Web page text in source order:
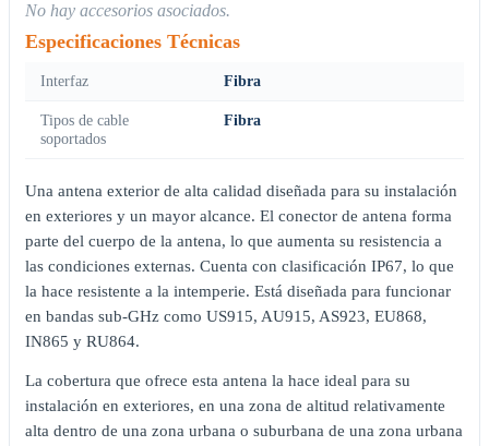
No hay accesorios asociados.
Especificaciones Técnicas
Interfaz Fibra
Tipos de cable
soportados
Fibra
Una antena exterior de alta calidad diseñada para su instalación
en exteriores y un mayor alcance. El conector de antena forma
parte del cuerpo de la antena, lo que aumenta su resistencia a
las condiciones externas. Cuenta con clasificación IP67, lo que
la hace resistente a la intemperie. Está diseñada para funcionar
en bandas sub-GHz como US915, AU915, AS923, EU868,
IN865 y RU864.
La cobertura que ofrece esta antena la hace ideal para su
instalación en exteriores, en una zona de altitud relativamente
alta dentro de una zona urbana o suburbana de una zona urbana